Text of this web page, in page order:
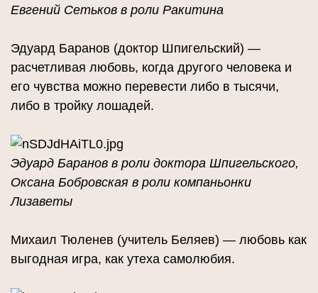
Евгений Сетьков в роли Ракитина
Эдуард Баранов (доктор Шпигельский) —
расчетливая любовь, когда другого человека и
его чувства можно перевести либо в тысячи,
либо в тройку лошадей.
Эдуард Баранов в роли доктора Шпигельского,
Оксана Бобровская в роли компаньонки
Лизаветы
Михаил Тюленев (учитель Беляев) — любовь как
выгодная игра, как утеха самолюбия.